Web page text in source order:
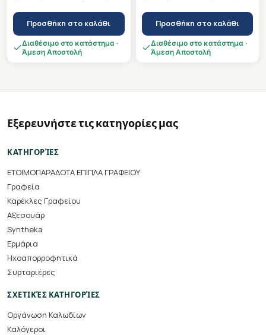
Προσθήκη στο καλάθι
Διαθέσιμο στο κατάστημα ·
Άμεση Αποστολή
Προσθήκη στο καλάθι
Διαθέσιμο στο κατάστημα ·
Άμεση Αποστολή
Εξερευνήστε τις κατηγορίες μας
ΚΑΤΗΓΟΡΊΕΣ
ΕΤΟΙΜΟΠΑΡΑΔΟΤΑ ΕΠΙΠΛΑ ΓΡΑΦΕΙΟΥ
Γραφεία
Καρέκλες Γραφείου
Αξεσουάρ
Syntheka
Ερμάρια
Ηχοαπορροφητικά
Συρταριέρες
ΣΧΕΤΙΚΈΣ ΚΑΤΗΓΟΡΊΕΣ
Οργάνωση Καλωδίων
Καλόγεροι